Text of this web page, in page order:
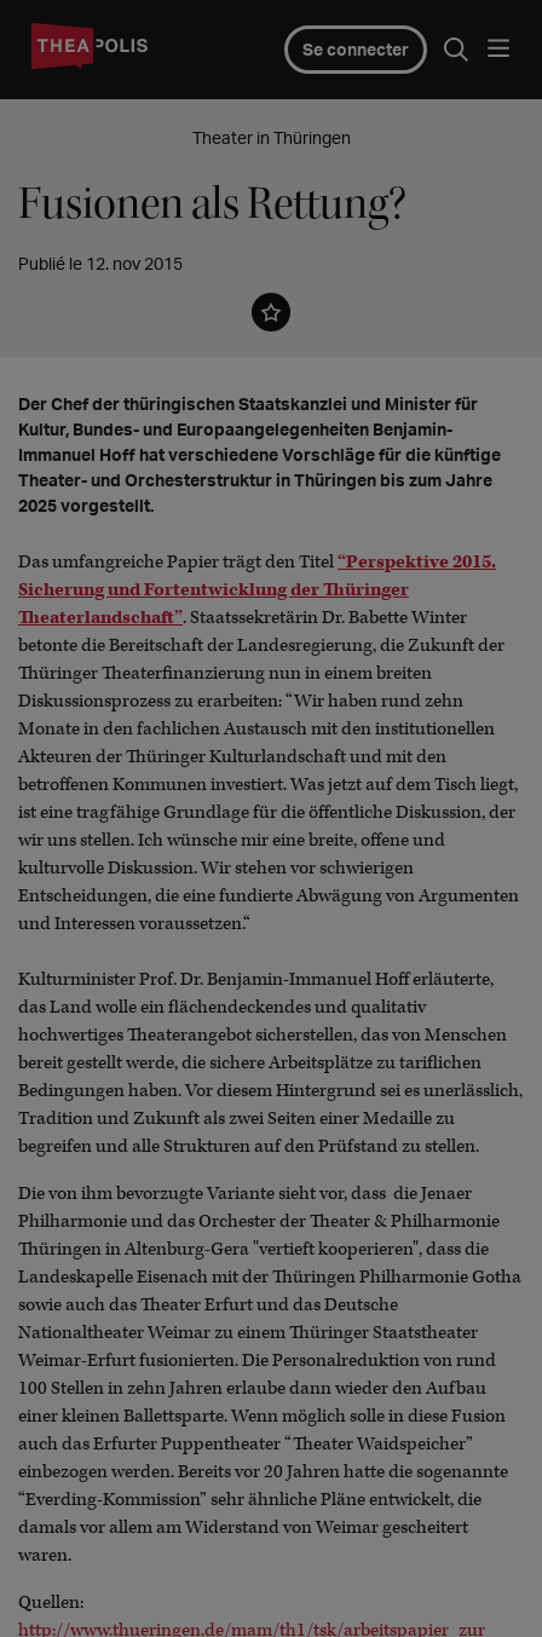
Se connecter
Theater in Thüringen
Fusionen als Rettung?
Publié le 12. nov 2015
Der Chef der thüringischen Staatskanzlei und Minister für
Kultur, Bundes- und Europaangelegenheiten Benjamin-
Immanuel Hoff hat verschiedene Vorschläge für die künftige
Theater- und Orchesterstruktur in Thüringen bis zum Jahre
2025 vorgestellt.
Das umfangreiche Papier trägt den Titel“Perspektive 2015.
Sicherung und Fortentwicklung der Thüringer
Theaterlandschaft”. Staatssekretärin Dr. Babette Winter
betonte die Bereitschaft der Landesregierung, die Zukunft der
Thüringer Theaterfinanzierung nun in einem breiten
Diskussionsprozess zu erarbeiten: “Wir haben rund zehn
Monate in den fachlichen Austausch mit den institutionellen
Akteuren der Thüringer Kulturlandschaft und mit den
betroffenen Kommunen investiert. Was jetzt auf dem Tisch liegt,
ist eine tragfähige Grundlage für die öffentliche Diskussion, der
wir uns stellen. Ich wünsche mir eine breite, offene und
kulturvolle Diskussion. Wir stehen vor schwierigen
Entscheidungen, die eine fundierte Abwägung von Argumenten
und Interessen voraussetzen.“
Kulturminister Prof. Dr. Benjamin-Immanuel Hoff erläuterte,
das Land wolle ein flächendeckendes und qualitativ
hochwertiges Theaterangebot sicherstellen, das von Menschen
bereit gestellt werde, die sichere Arbeitsplätze zu tariflichen
Bedingungen haben. Vor diesem Hintergrund sei es unerlässlich,
Tradition und Zukunft als zwei Seiten einer Medaille zu
begreifen und alle Strukturen auf den Prüfstand zu stellen.
Die von ihm bevorzugte Variante sieht vor, dass die Jenaer
Philharmonie und das Orchester der Theater & Philharmonie
Thüringen in Altenburg-Gera "vertieft kooperieren", dass die
Landeskapelle Eisenach mit der Thüringen Philharmonie Gotha
sowie auch das Theater Erfurt und das Deutsche
Nationaltheater Weimar zu einem Thüringer Staatstheater
Weimar-Erfurt fusionierten. Die Personalreduktion von rund
100 Stellen in zehn Jahren erlaube dann wieder den Aufbau
einer kleinen Ballettsparte. Wenn möglich solle in diese Fusion
auch das Erfurter Puppentheater “Theater Waidspeicher”
einbezogen werden. Bereits vor 20 Jahren hatte die sogenannte
“Everding-Kommission” sehr ähnliche Pläne entwickelt, die
damals vor allem am Widerstand von Weimar gescheitert
waren.
Quellen:
http://www.thueringen.de/mam/th1/tsk/arbeitspapier_zur___